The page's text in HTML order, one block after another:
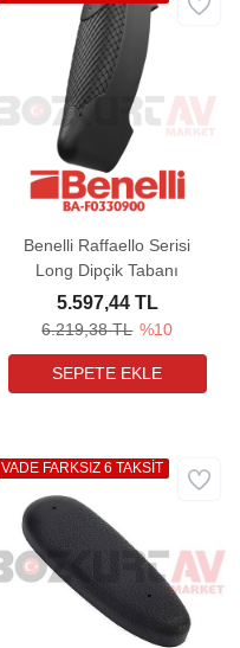
Benelli Raffaello Serisi
Long Dipçik Tabanı
6.219,38 TL %10
5.597,44 TL
VADE FARKSIZ 6 TAKSİT